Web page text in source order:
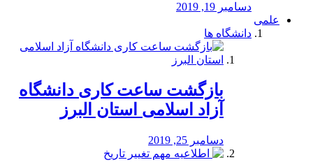
دسامبر 19, 2019
علمی
دانشگاه ها
بازگشت ساعت کاری دانشگاه
آزاد اسلامی استان البرز
دسامبر 25, 2019